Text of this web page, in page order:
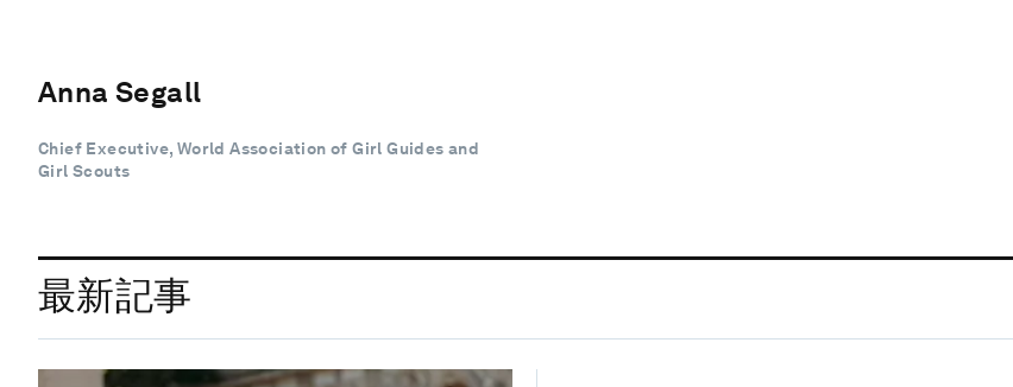
Anna Segall
Chief Executive, World Association of Girl Guides and
Girl Scouts
最新記事